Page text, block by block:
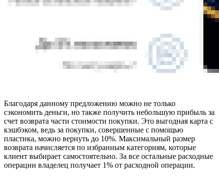
Благодаря данному предложению можно не только
сэкономить деньги, но также получить небольшую прибыль за
счет возврата части стоимости покупки. Это выгодная карта с
кэшбэком, ведь за покупки, совершенные с помощью
пластика, можно вернуть до 10%. Максимальный размер
возврата начисляется по избранным категориям, которые
клиент выбирает самостоятельно. За все остальные расходные
операции владелец получает 1% от расходной операции.